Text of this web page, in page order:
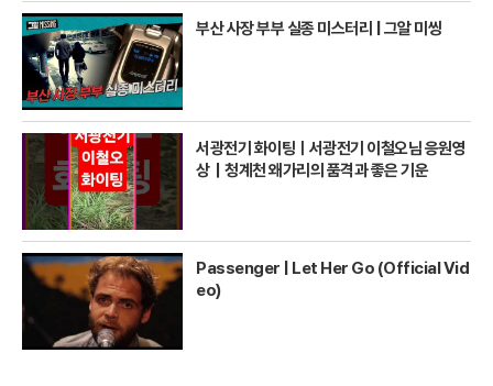
부산 사장 부부 실종 미스터리 | 그알 미씽
서광전기 화이팅ㅣ서광전기 이철오님 응원영
상｜청계천 왜가리의 품격과 좋은 기운
Passenger | Let Her Go (Official Vid
eo)